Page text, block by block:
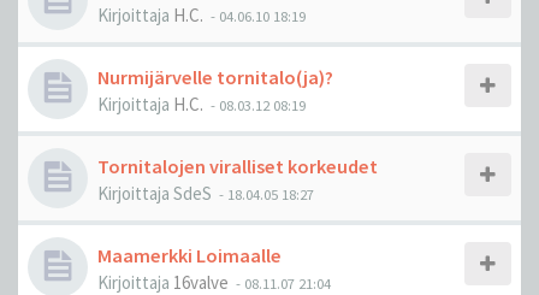
Kirjoittaja H.C. - 04.06.10 18:19
Nurmijärvelle tornitalo(ja)?
Kirjoittaja H.C. - 08.03.12 08:19
Tornitalojen viralliset korkeudet
Kirjoittaja SdeS - 18.04.05 18:27
Maamerkki Loimaalle
Kirjoittaja 16valve - 08.11.07 21:04